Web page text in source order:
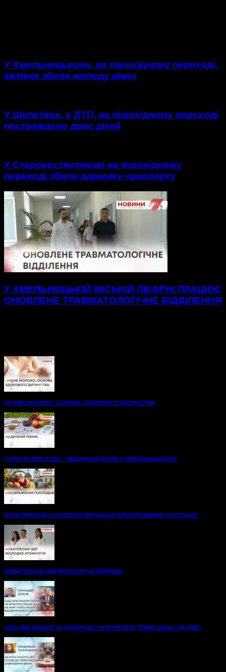
У Хмельницькому, на пішохідному переході,
автівка збила молоду жінку
У Шепетівці, у ДТП, на пішохідному переході
постраждало двоє дітей
У Старокостянтинові на пішохідному
переході збили дівчинку−школярку
У ХМЕЛЬНИЦЬКІЙ МІСЬКІЙ ЛІКАРНІ ПРАЦЮЄ
ОНОВЛЕНЕ ТРАВМАТОЛОГІЧНЕ ВІДДІЛЕННЯ
ГРУДНЕ МОЛОКО: ОСНОВА ЗДОРОВОГО ДИТИНСТВА
ТУРБОТА ПРО СЕБЕ – МЕДИЧНИЙ ПІКНІК У ХМЕЛЬНИЦЬКОМУ
ДАРИ ПРИРОДИ ОСВЯТИЛИ ВІРЯНИ НА ПРЕОБРАЖЕННЯ ГОСПОДНЄ
НОВАТОРСЬКІ ІДЕЇ МОЛОДИХ АТОМНИКІВ
США МІЖ ІРАНОМ ТА УКРАЇНОЮ: ЧИ ВТРАТИТЬ ТРАМП ШАНС НА МИР...